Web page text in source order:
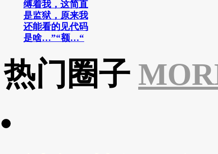
缚着我，这简直
是监狱，原来我
还能看的见代码
是啥…”“额…“
热门圈子